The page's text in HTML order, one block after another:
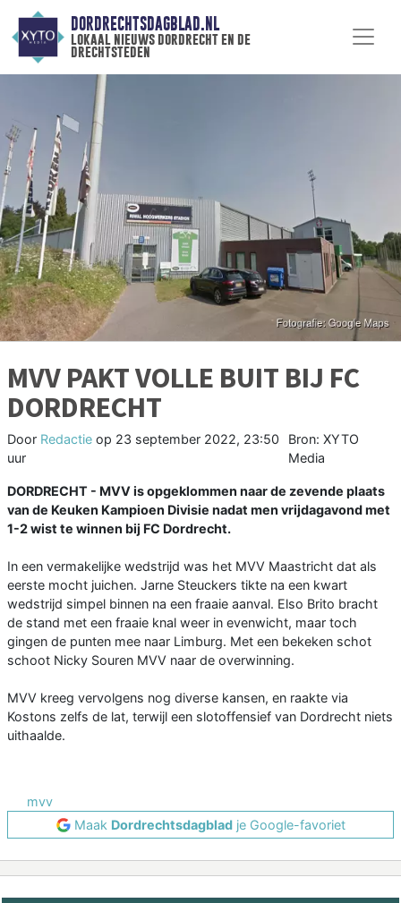
DORDRECHTSDAGBLAD.NL
lokaal nieuws dordrecht en de
drechtsteden
MVV PAKT VOLLE BUIT BIJ FC
DORDRECHT
Door Redactie op 23 september 2022, 23:50
uur
Bron: XYTO
Media
DORDRECHT - MVV is opgeklommen naar de zevende plaats
van de Keuken Kampioen Divisie nadat men vrijdagavond met
1-2 wist te winnen bij FC Dordrecht.
In een vermakelijke wedstrijd was het MVV Maastricht dat als
eerste mocht juichen. Jarne Steuckers tikte na een kwart
wedstrijd simpel binnen na een fraaie aanval. Elso Brito bracht
de stand met een fraaie knal weer in evenwicht, maar toch
gingen de punten mee naar Limburg. Met een bekeken schot
schoot Nicky Souren MVV naar de overwinning.
MVV kreeg vervolgens nog diverse kansen, en raakte via
Kostons zelfs de lat, terwijl een slotoffensief van Dordrecht niets
uithaalde.
mvv
Maak Dordrechtsdagbladje Google-favoriet